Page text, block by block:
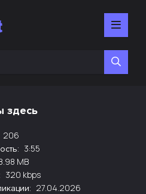
206
3:55
MB
320 kbps
27.04.2026